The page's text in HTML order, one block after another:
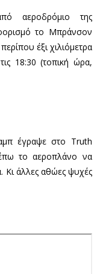
αεροδρόμιο της
το Μπράνσον
έξι χιλιόμετρα
18:30 (τοπική ώρα,
έγραψε στο Truth
το αεροπλάνο να
Κι άλλες αθώες ψυχές